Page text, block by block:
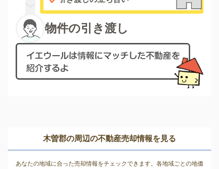
物件の引き渡し
木曽郡の周辺の不動産売却情報を見る
あなたの地域に合った売却情報をチェックできます。各地域ごとの地価